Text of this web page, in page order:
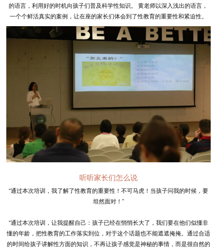
的语言，利用好的时机向孩子们普及科学性知识。 黄老师以深入浅出的语言，
一个个鲜活真实的案例，让在座的家长们体会到了性教育的重要性和紧迫性。
听听家长们怎么说
“通过本次培训，我了解了性教育的重要性！不可马虎！当孩子问我的时候，要
坦然面对！”
“通过本次培训，让我提醒自己：孩子已经在悄悄长大了，我们要在他们似懂非
懂的年龄，把性教育的工作落实到位，对于这个话题也不能遮遮掩掩。通过合适
的时间给孩子讲解性方面的知识，不再让孩子感觉是神秘的事情，而是很自然的